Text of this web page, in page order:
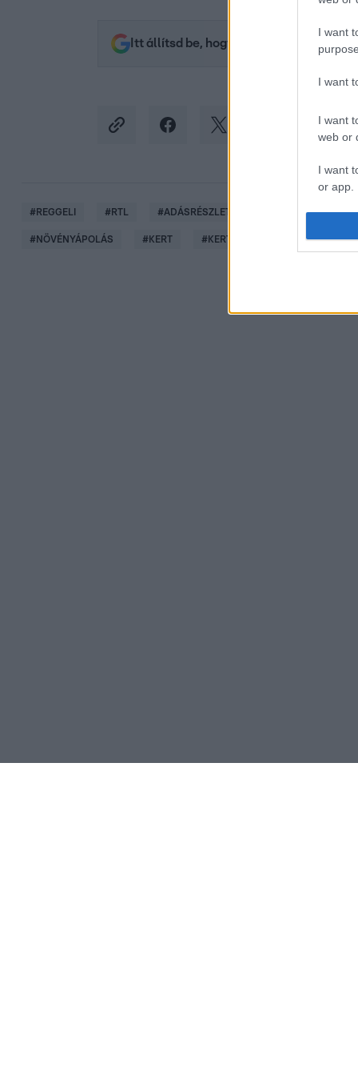
I want
I want
I want
web or
I want
or app.
I want
Itt állítsd be, hogy az RTL.hu az elsők
#REGGELI #RTL #ADÁSRÉSZLETEK VIDEÓ #
#NÖVÉNYÁPOLÁS #KERT #KERTÉSZET ÉVELŐ